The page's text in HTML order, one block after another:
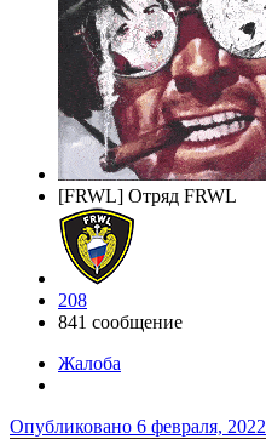
[FRWL] Отряд FRWL
208
841 сообщение
Жалоба
Опубликовано 6 февраля, 2022